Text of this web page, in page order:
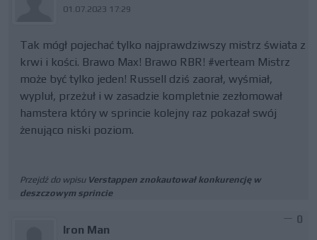
01.07.2023 17:29
Tak mógł pojechać tylko najprawdziwszy mistrz świata z
krwi i kości. Brawo Max! Brawo RBR! #verteam Mistrz
może być tylko jeden! Russell dziś zaorał, wyśmiał,
wypluł, przeżuł i w zasadzie kompletnie zezłomował
hamstera który w sprincie kolejny raz pokazał swój
żenująco niski poziom.
Przejdź do wpisu Verstappen znokautował konkurencję w
deszczowym sprincie
Iron Man
0